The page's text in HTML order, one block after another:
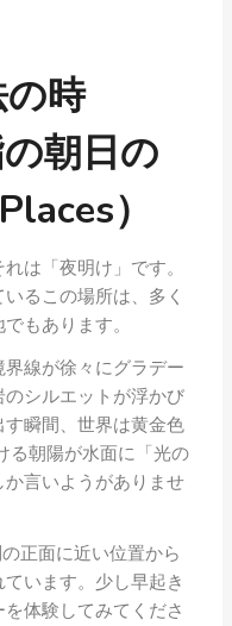
時
朝日の
）
は「夜明け」です。
るこの場所は、多く
もあります。
線が徐々にグラデー
シルエットが浮かび
瞬間、世界は黄金色
る朝陽が水面に「光の
言いようがありませ
正面に近い位置から
います。少し早起き
体験してみてくださ